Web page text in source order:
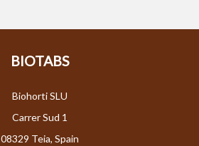
BIOTABS
Biohorti SLU
Carrer Sud 1
08329 Teia, Spain